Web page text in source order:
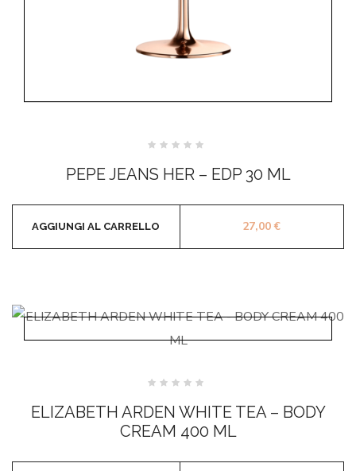
su
5
PEPE JEANS HER – EDP 30 ML
27,00€
AGGIUNGI AL CARRELLO
su
5
ELIZABETH ARDEN WHITE TEA – BODY
CREAM 400 ML